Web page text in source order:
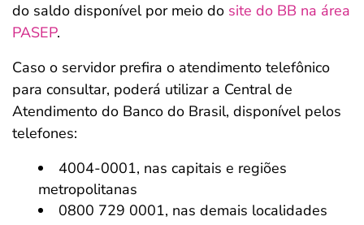
do saldo disponível por meio do site do BB na área
PASEP.
Caso o servidor prefira o atendimento telefônico
para consultar, poderá utilizar a Central de
Atendimento do Banco do Brasil, disponível pelos
telefones:
4004-0001, nas capitais e regiões
metropolitanas
0800 729 0001, nas demais localidades